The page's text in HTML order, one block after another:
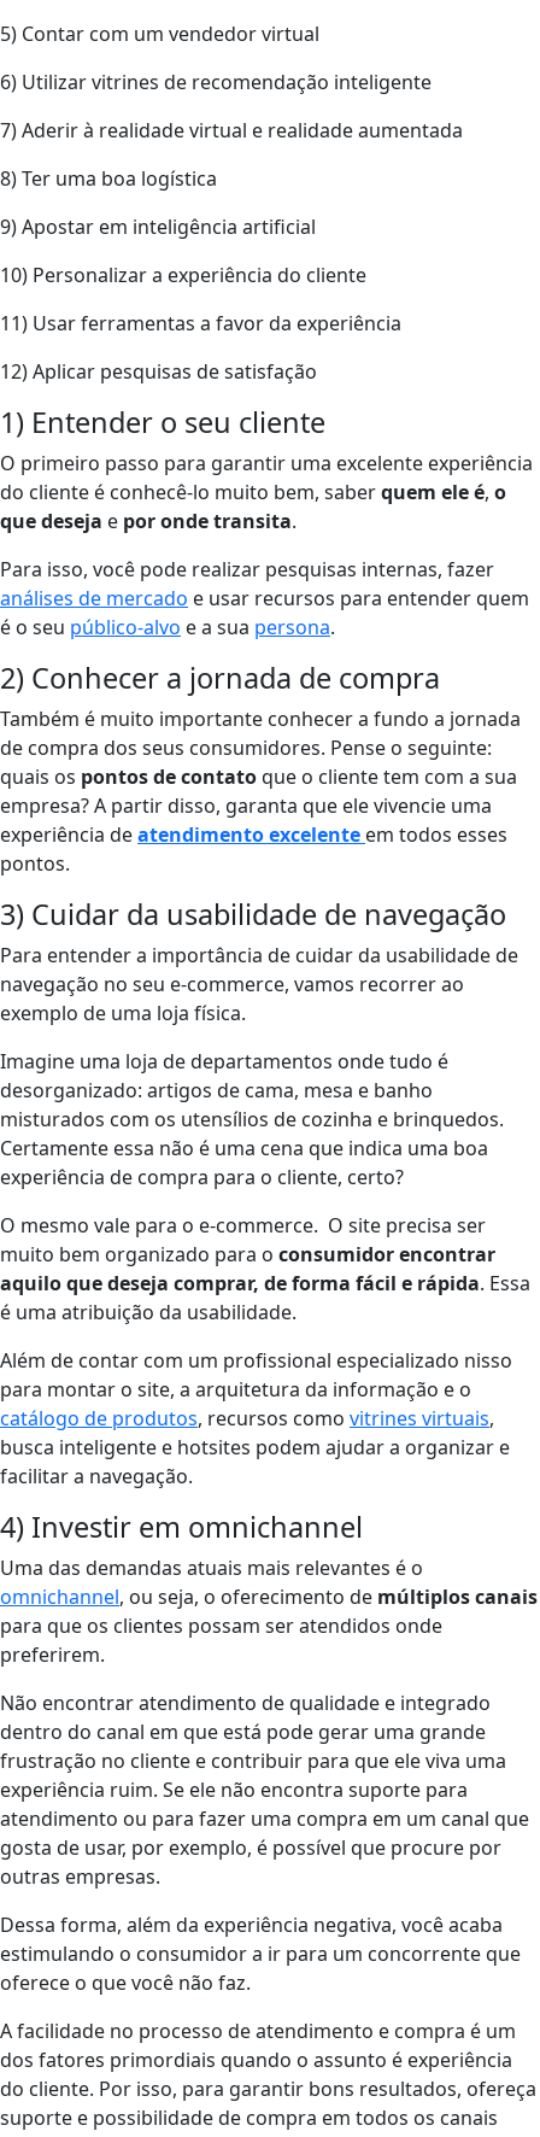
5) Contar com um vendedor virtual
6) Utilizar vitrines de recomendação inteligente
7) Aderir à realidade virtual e realidade aumentada
8) Ter uma boa logística
9) Apostar em inteligência artificial
10) Personalizar a experiência do cliente
11) Usar ferramentas a favor da experiência
12) Aplicar pesquisas de satisfação
1) Entender o seu cliente
O primeiro passo para garantir uma excelente experiência
do cliente é conhecê-lo muito bem, saberquem ele é, o
que deseja e por onde transita.
Para isso, você pode realizar pesquisas internas, fazer
análises de mercado e usar recursos para entender quem
é o seu público-alvo e a sua persona.
2) Conhecer a jornada de compra
Também é muito importante conhecer a fundo a jornada
de compra dos seus consumidores. Pense o seguinte:
quais os pontos de contatoque o cliente tem com a sua
empresa? A partir disso, garanta que ele vivencie uma
experiência deatendimento excelente em todos esses
pontos.
3) Cuidar da usabilidade de navegação
Para entender a importância de cuidar da usabilidade de
navegação no seu e-commerce, vamos recorrer ao
exemplo de uma loja física.
Imagine uma loja de departamentos onde tudo é
desorganizado: artigos de cama, mesa e banho
misturados com os utensílios de cozinha e brinquedos.
Certamente essa não é uma cena que indica uma boa
experiência de compra para o cliente, certo?
O mesmo vale para o e-commerce. O site precisa ser
muito bem organizado para o consumidor encontrar
aquilo que deseja comprar, de forma fácil e rápida. Essa
é uma atribuição da usabilidade.
Além de contar com um profissional especializado nisso
para montar o site, a arquitetura da informação e o
catálogo de produtos, recursos como vitrines virtuais,
busca inteligente e hotsites podem ajudar a organizar e
facilitar a navegação.
4) Investir em omnichannel
Uma das demandas atuais mais relevantes é o
omnichannel, ou seja, o oferecimento de múltiplos canais
para que os clientes possam ser atendidos onde
preferirem.
Não encontrar atendimento de qualidade e integrado
dentro do canal em que está pode gerar uma grande
frustração no cliente e contribuir para que ele viva uma
experiência ruim. Se ele não encontra suporte para
atendimento ou para fazer uma compra em um canal que
gosta de usar, por exemplo, é possível que procure por
outras empresas.
Dessa forma, além da experiência negativa, você acaba
estimulando o consumidor a ir para um concorrente que
oferece o que você não faz.
A facilidade no processo de atendimento e compra é um
dos fatores primordiais quando o assunto é experiência
do cliente. Por isso, para garantir bons resultados, ofereça
suporte e possibilidade de compra em todos os canais